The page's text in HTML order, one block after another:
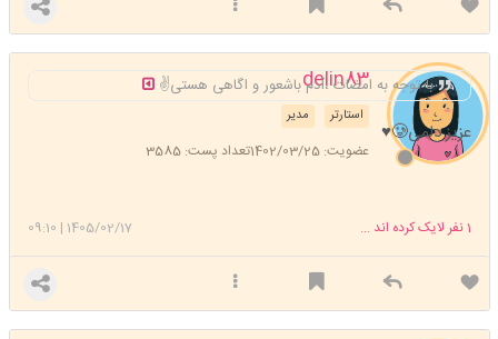
delin83
مدیر استارتر
عضویت: 1402/03/25 تعداد پست: 3585
با توجه به امضات ،آدم باشعور و اگاهی هستی✌
عزیز دلمی🥲♥️
1405/02/17
|
09:10 1نفر لایک کرده اند ...